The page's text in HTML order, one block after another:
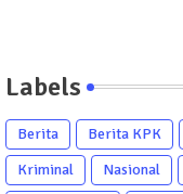
Labels
Berita Berita KPK
Kriminal
Nasional